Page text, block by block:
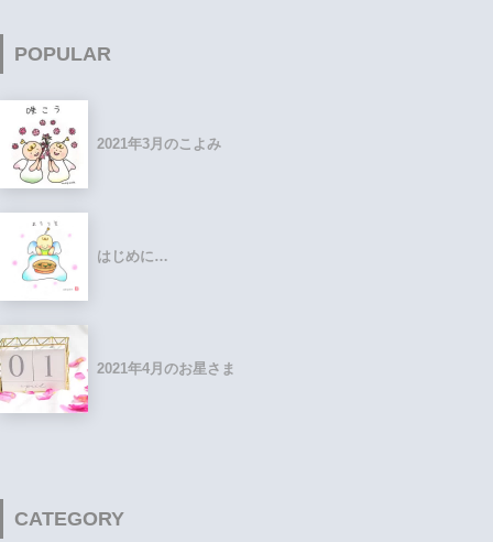
POPULAR
2021年3月のこよみ
はじめに…
2021年4月のお星さま
CATEGORY